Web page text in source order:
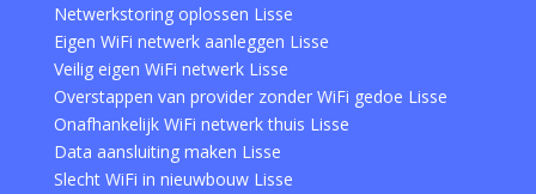
Netwerkstoring oplossen Lisse
Eigen WiFi netwerk aanleggen Lisse
Veilig eigen WiFi netwerk Lisse
Overstappen van provider zonder WiFi gedoe Lisse
Onafhankelijk WiFi netwerk thuis Lisse
Data aansluiting maken Lisse
Slecht WiFi in nieuwbouw Lisse